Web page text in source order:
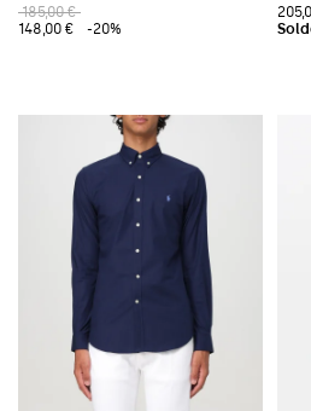
185,00 €
148,00 €
-20%